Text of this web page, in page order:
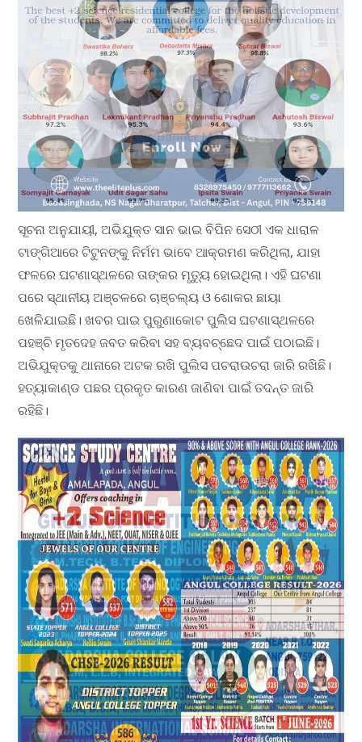
ସୂଚନା ଅନୁଯାୟୀ, ଅଭିଯୁକ୍ତ ସାନ ଭାଇ ବିପିନ ସେଠୀ ଏକ ଧାରାଳ
ଟାଙ୍ଗିଆରେ ଟିଟୁନଙ୍କୁ ନିର୍ମମ ଭାବେ ଆକ୍ରମଣ କରିଥିଲା, ଯାହା
ଫଳରେ ଘଟଣାସ୍ଥଳରେ ତାଙ୍କର ମୃତ୍ୟୁ ହୋଇଥିଲା। ଏହି ଘଟଣା
ପରେ ସ୍ଥାନୀୟ ଅଞ୍ଚଳରେ ଚାଞ୍ଚଲ୍ୟ ଓ ଶୋକର ଛାୟା
ଖେଳିଯାଇଛି। ଖବର ପାଇ ପୁରୁଣାକୋଟ ପୁଲିସ ଘଟଣାସ୍ଥଳରେ
ପହଞ୍ଚି ମୃତଦେହ ଜବତ କରିବା ସହ ବ୍ୟବଚ୍ଛେଦ ପାଇଁ ପଠାଇଛି।
ଅଭିଯୁକ୍ତକୁ ଥାନାରେ ଅଟକ ରଖି ପୁଲିସ ପଚରାଉଚରା ଜାରି ରଖିଛି।
ହତ୍ୟାକାଣ୍ଡ ପଛର ପ୍ରକୃତ କାରଣ ଜାଣିବା ପାଇଁ ତଦନ୍ତ ଜାରି
ରହିଛି।